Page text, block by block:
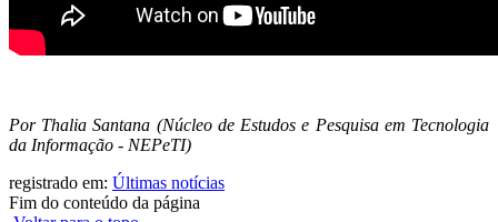
Por Thalia Santana (Núcleo de Estudos e Pesquisa em Tecnologia
da Informação - NEPeTI)
registrado em: Últimas notícias
Fim do conteúdo da página